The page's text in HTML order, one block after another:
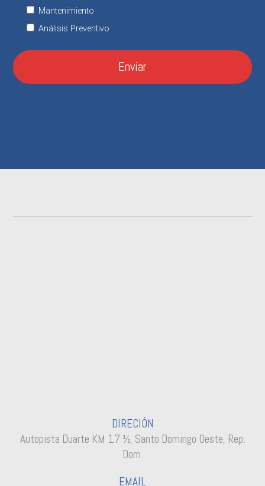
Mantenimiento
Análisis Preventivo
Enviar
DIRECIÓN
Autopista Duarte KM 17 ½, Santo Domingo Oeste, Rep.
Dom.
EMAIL